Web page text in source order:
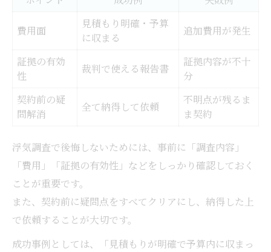
費用面
見積もり明確・予算
に収まる
追加費用が発生
証拠の有効
性
裁判で使える報告書
証拠内容が不十
分
契約前の疑
問解消
全て納得して依頼
不明点が残るま
ま契約
浮気調査で後悔しないためには、事前に「調査内容」
「費用」「証拠の有効性」などをしっかり確認しておく
ことが重要です。
また、契約前に疑問点をすべてクリアにし、納得した上
で依頼することが大切です。
成功事例としては、「見積もりが明確で予算内に収まっ